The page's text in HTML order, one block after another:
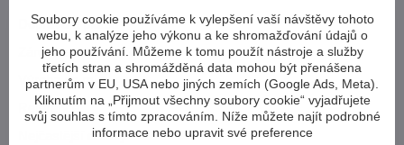
Doprava a platba
Záruka a reklamace
Výroba na míru
Reference
Nejčastější dotazy
Soubory cookie používáme k vylepšení vaší návštěvy tohoto
webu, k analýze jeho výkonu a ke shromažďování údajů o
jeho používání. Můžeme k tomu použít nástroje a služby
třetích stran a shromážděná data mohou být přenášena
partnerům v EU, USA nebo jiných zemích (Google Ads, Meta).
Kliknutím na „Přijmout všechny soubory cookie“ vyjadřujete
svůj souhlas s tímto zpracováním. Níže můžete najít podrobné
informace nebo upravit své preference